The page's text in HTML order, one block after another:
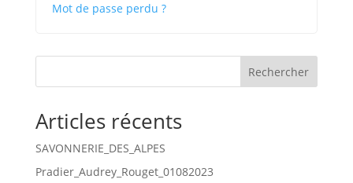
Mot de passe perdu ?
Rechercher
Articles récents
SAVONNERIE_DES_ALPES
Pradier_Audrey_Rouget_01082023